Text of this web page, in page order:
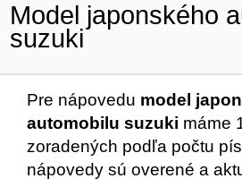
Model japonského
suzuki
Pre nápovedu model
automobilu suzuki máme
zoradených podľa počtu
nápovedy sú overené a